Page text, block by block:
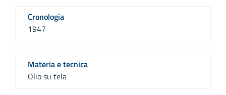
Cronologia
1947
Materia e tecnica
Olio su tela